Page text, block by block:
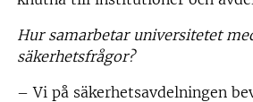
Hur samarbetar universitetet
säkerhetsfrågor?
– Vi på säkerhetsavdelningen